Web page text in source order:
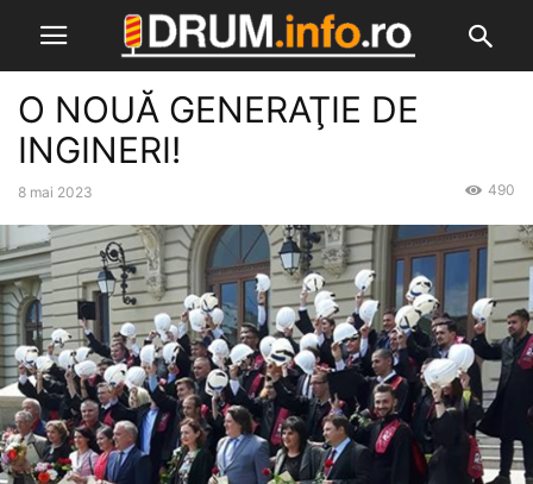
O NOUĂ GENERAŢIE DE
INGINERI!
8 mai 2023 490